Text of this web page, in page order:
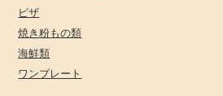
ピザ
焼き粉もの類
海鮮類
ワンプレート